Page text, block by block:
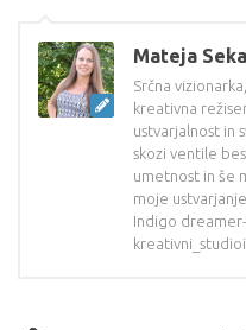
Mateja
Srčna
kreativna
ustvarjalnost in
skozi ventile
umetnost in še
moje
Indigo